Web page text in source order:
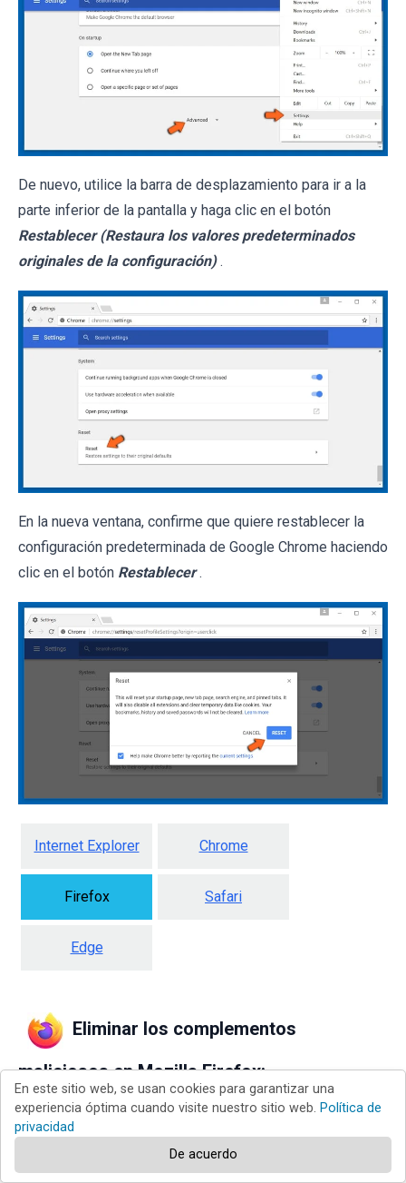
De nuevo, utilice la barra de desplazamiento para ir a la
parte inferior de la pantalla y haga clic en el botón
Restablecer (Restaura los valores predeterminados
originales de la configuración) .
En la nueva ventana, confirme que quiere restablecer la
configuración predeterminada de Google Chrome haciendo
clic en el botón Restablecer .
Internet Explorer Chrome
Firefox Safari
Edge
Eliminar los complementos
maliciosos en Mozilla Firefox:
En este sitio web, se usan cookies para garantizar una
experiencia óptima cuando visite nuestro sitio web. Política de
privacidad
De acuerdo